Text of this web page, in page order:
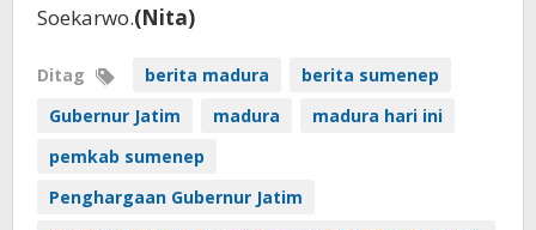
Soekarwo.(Nita)
Ditag berita madura
berita sumenep
Gubernur Jatim
madura
madura hari ini
pemkab sumenep
Penghargaan Gubernur Jatim